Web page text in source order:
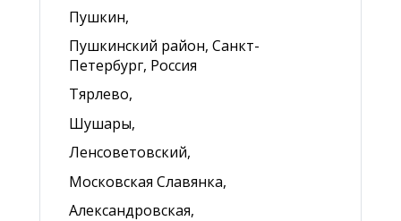
Пушкин,
Пушкинский район, Санкт-
Петербург, Россия
Тярлево,
Шушары,
Ленсоветовский,
Московская Славянка,
Александровская,